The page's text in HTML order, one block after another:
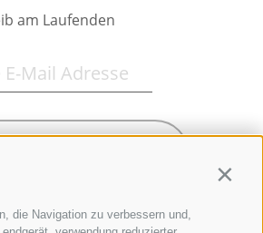
die Navigation zu verbessern und,
am Laufenden